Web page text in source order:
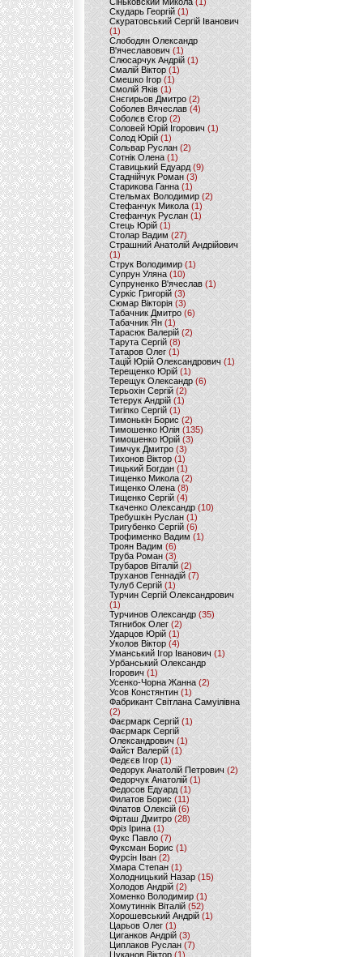
Скударь Георгій (1)
Скуратовський Сергій Іванович
(1)
Слободян Олександр
В'ячеславович(1)
Слюсарчук Андрій(1)
Смалій Віктор (1)
Смешко Ігор (1)
Смолій Яків (1)
Снєгирьов Дмитро (2)
Соболев Вячеслав (4)
Соболєв Єгор(2)
Соловей Юрій Ігорович (1)
Солод Юрій (1)
Сольвар Руслан (2)
Сотнік Олена(1)
Ставицький Едуард (9)
Стаднійчук Роман(3)
Старикова Ганна (1)
Стельмах Володимир(2)
Стефанчук Микола (1)
Стефанчук Руслан (1)
Стець Юрій (1)
Столар Вадим(27)
Страшний Анатолій Андрійович
(1)
Струк Володимир (1)
Супрун Уляна (10)
Супруненко В'ячеслав (1)
Суркіс Григорій (3)
Сюмар Вікторія (3)
Табачник Дмитро (6)
Табачник Ян(1)
Тарасюк Валерій (2)
Тарута Сергій (8)
Татаров Олег(1)
Тацій Юрій Олександрович(1)
Терещенко Юрій(1)
Терещук Олександр(6)
Терьохін Сергій (2)
Тетерук Андрій (1)
Тигіпко Сергій(1)
Тимонькін Борис (2)
Тимошенко Юлія (135)
Тимошенко Юрій(3)
Тимчук Дмитро (3)
Тихонов Віктор (1)
Тицький Богдан (1)
Тищенко Микола (2)
Тищенко Олена (8)
Тищенко Сергій (4)
Ткаченко Олександр (10)
Требушкін Руслан (1)
Тригубенко Сергій(6)
Трофименко Вадим (1)
Троян Вадим (6)
Труба Роман(3)
Трубаров Віталій (2)
Труханов Геннадій (7)
Тулуб Сергій(1)
Турчин Сергій Олександрович
(1)
Турчинов Олександр(35)
Тягнибок Олег (2)
Ударцов Юрій (1)
Уколов Віктор(4)
Уманський Ігор Іванович(1)
Урбанський Олександр
Ігорович (1)
Усенко-Чорна Жанна (2)
Усов Констянтин(1)
Фабрикант Світлана Самуілівна
(2)
Фаєрмарк Сергій(1)
Фаєрмарк Сергій
Олександрович (1)
Файст Валерій(1)
Федєєв Ігор (1)
Федорук Анатолій Петрович (2)
Федорчук Анатолій (1)
Федосов Едуард (1)
Филатов Борис (11)
Філатов Олексій (6)
Фірташ Дмитро (28)
Фріз Ірина (1)
Фукс Павло (7)
Фуксман Борис (1)
Фурсін Іван (2)
Хмара Степан(1)
Холодницький Назар(15)
Холодов Андрій (2)
Хоменко Володимир (1)
Хомутиннік Віталій (52)
Хорошевський Андрій (1)
Царьов Олег (1)
Циганков Андрій (3)
Циплаков Руслан(7)
Цуканов Віктор (1)